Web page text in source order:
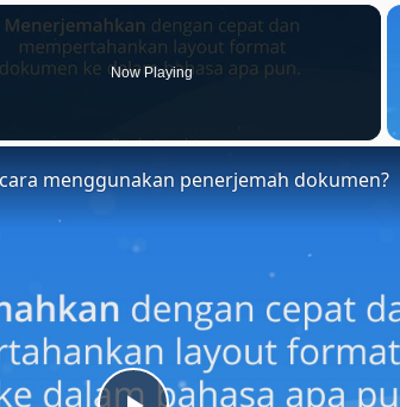
Now Playing
menggunakan penerjemah dokumen?